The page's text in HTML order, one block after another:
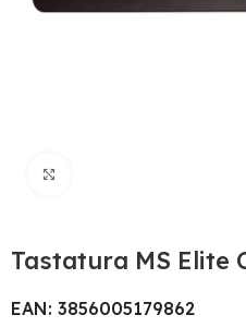
Tastatura MS Elite
EAN: 3856005179862